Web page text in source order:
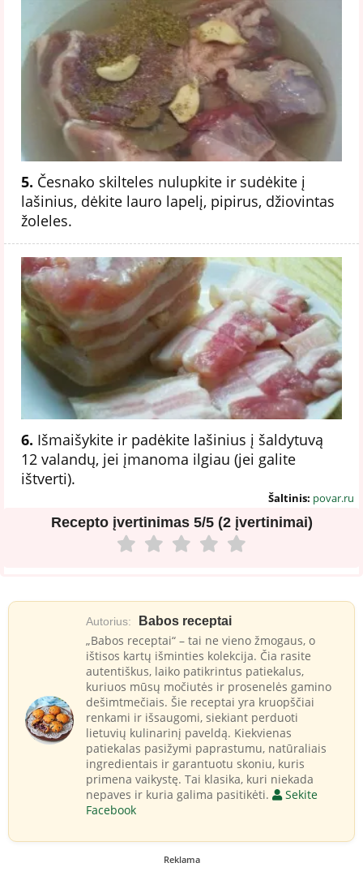
5. Česnako skilteles nulupkite ir sudėkite į
lašinius, dėkite lauro lapelį, pipirus, džiovintas
žoleles.
6. Išmaišykite ir padėkite lašinius į šaldytuvą
12 valandų, jei įmanoma ilgiau (jei galite
ištverti).
Šaltinis: povar.ru
Recepto įvertinimas 5/5 (2 įvertinimai)
Autorius: Babos receptai
„Babos receptai“ – tai ne vieno žmogaus, o
ištisos kartų išminties kolekcija. Čia rasite
autentiškus, laiko patikrintus patiekalus,
kuriuos mūsų močiutės ir prosenelės gamino
dešimtmečiais. Šie receptai yra kruopščiai
renkami ir išsaugomi, siekiant perduoti
lietuvių kulinarinį paveldą. Kiekvienas
patiekalas pasižymi paprastumu, natūraliais
ingredientais ir garantuotu skoniu, kuris
primena vaikystę. Tai klasika, kuri niekada
nepaves ir kuria galima pasitikėti.
Sekite
Facebook
Reklama